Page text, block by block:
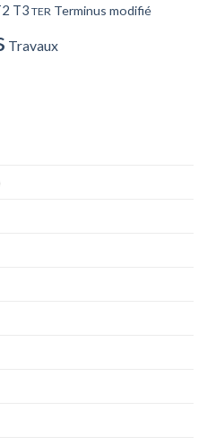
T3 TER Terminus modifié
Travaux